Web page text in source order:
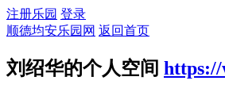
注册乐园 登录
顺德均安乐园网 返回首页
刘绍华的个人空间 https://